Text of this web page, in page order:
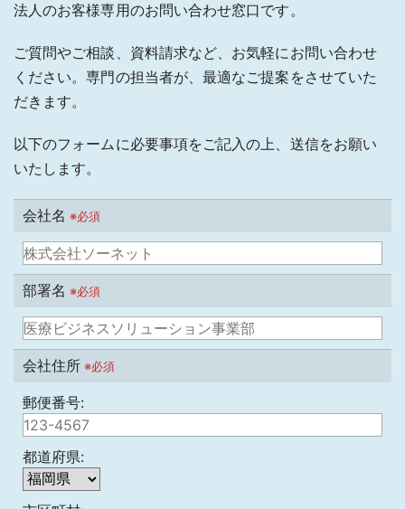
法人のお客様専用のお問い合わせ窓口です。
ご質問やご相談、資料請求など、お気軽にお問い合わせ
ください。専門の担当者が、最適なご提案をさせていた
だきます。
以下のフォームに必要事項をご記入の上、送信をお願い
いたします。
会社名 ※必須
部署名 ※必須
会社住所 ※必須
郵便番号:
都道府県: